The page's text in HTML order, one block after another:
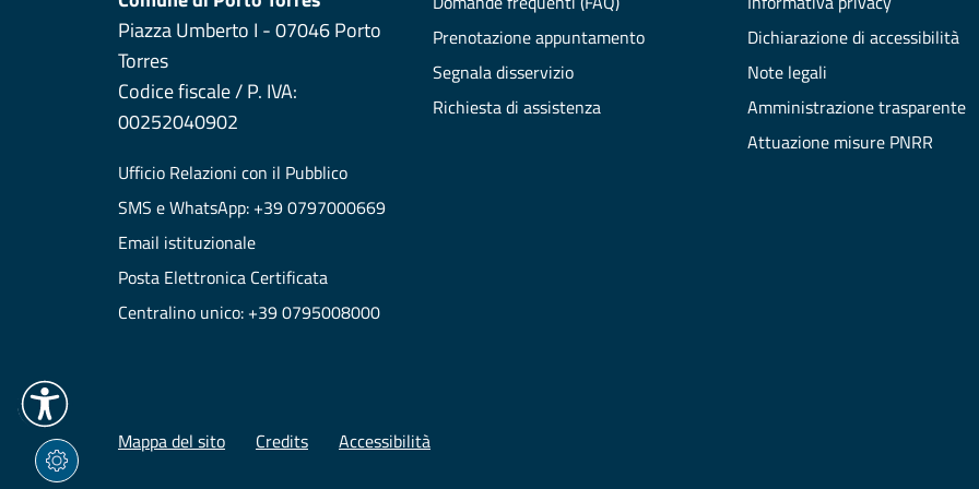
Piazza Umberto I - 07046 Porto
Torres
Codice fiscale / P. IVA:
00252040902
Ufficio Relazioni con il Pubblico
SMS e WhatsApp: +39 0797000669
Email istituzionale
Posta Elettronica Certificata
Centralino unico: +39 0795008000
Prenotazione appuntamento
Segnala disservizio
Richiesta di assistenza
Dichiarazione di accessibilità
Note legali
Amministrazione trasparente
Attuazione misure PNRR
Mappa del sito Credits Accessibilità